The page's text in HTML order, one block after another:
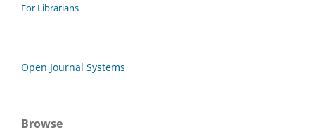
For Librarians
Open Journal Systems
Browse